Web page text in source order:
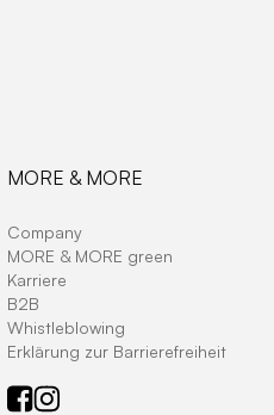
MORE & MORE
Company
MORE & MORE green
Karriere
B2B
Whistleblowing
Erklärung zur Barrierefreiheit